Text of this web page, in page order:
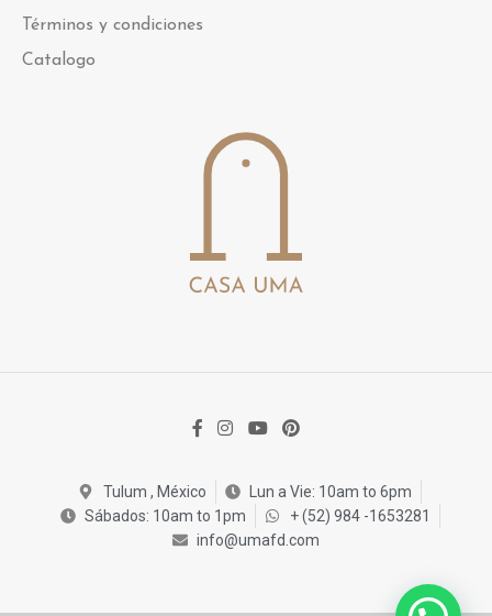
Términos y condiciones
Catalogo
Tulum , México
Lun a Vie: 10am to 6pm
Sábados: 10am to 1pm
+ (52) 984 -1653281
info@umafd.com